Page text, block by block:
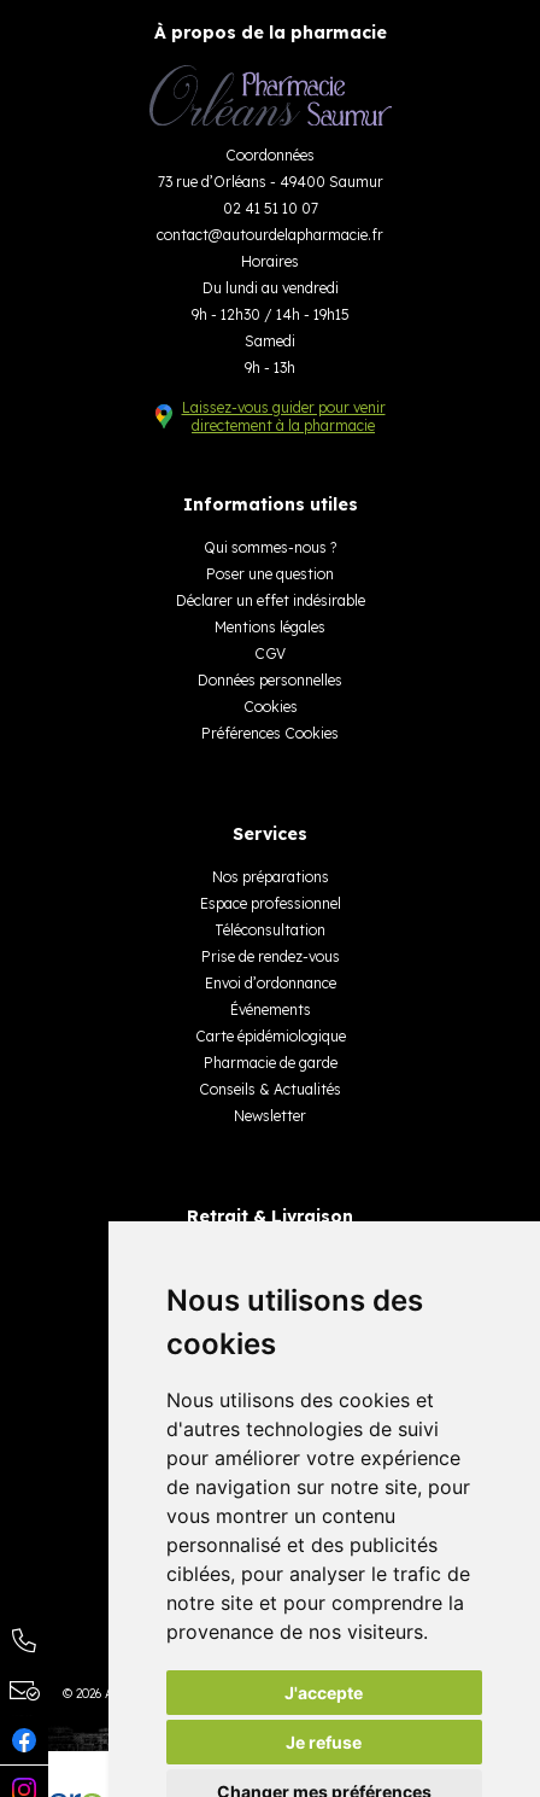
Nous utilisons des
cookies
Nous utilisons des cookies et
d'autres technologies de suivi
pour améliorer votre expérience
de navigation sur notre site, pour
vous montrer un contenu
personnalisé et des publicités
ciblées, pour analyser le trafic de
notre site et pour comprendre la
provenance de nos visiteurs.
J'accepte
Je refuse
Changer mes préférences
À propos de la pharmacie
Coordonnées
73 rue d’Orléans - 49400 Saumur
02 41 51 10 07
contact@autourdelapharmacie.fr
Horaires
Du lundi au vendredi
9h - 12h30 / 14h - 19h15
Samedi
9h - 13h
Laissez-vous guider pour venir
directement à la pharmacie
Informations utiles
Qui sommes-nous ?
Poser une question
Déclarer un effet indésirable
Mentions légales
CGV
Données personnelles
Cookies
Préférences Cookies
Services
Nos préparations
Espace professionnel
Téléconsultation
Prise de rendez-vous
Envoi d’ordonnance
Événements
Carte épidémiologique
Pharmacie de garde
Conseils & Actualités
Newsletter
Retrait & Livraison
Livraisons
4,4 / 5 65 avis
© 2026 Autour de la Pharmacie Tous droits réservés